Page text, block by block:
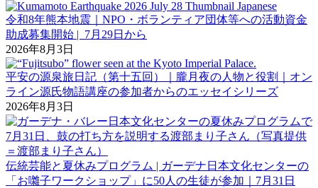
令和8年熊本地震｜NPO・ボランティア団体等への活動資金
助成募集開始 | 7月29日から
2026年8月3日
平安の源泉旅日記（第十五回）｜朧月夜の人物と役割｜オン
ライン源氏物語講座の参加者からのエッセイシリーズ
2026年8月3日
伝統芸能と夏休みプログラム | ガーデナ日本文化センターの
「お囃子ワークショップ」に50人の生徒が参加｜7月31日